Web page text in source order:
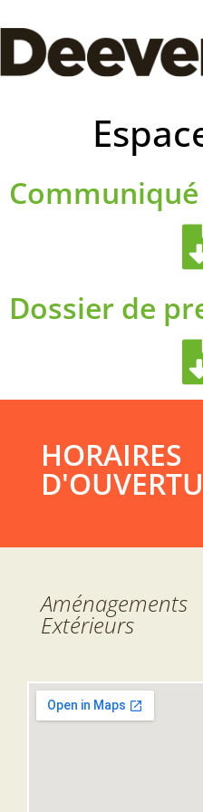
Dossier de
HORAIRES
Aménagements
Extérieurs